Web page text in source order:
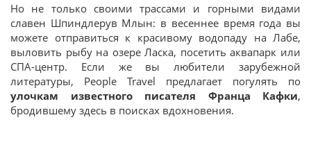
Но не только своими трассами и горными видами
славен Шпиндлерув Млын: в весеннее время года вы
можете отправиться к красивому водопаду на Лабе,
выловить рыбу на озере Ласка, посетить аквапарк или
СПА-центр. Если же вы любители зарубежной
литературы, People Travel предлагает погулять по
улочкам известного писателя Франца Кафки,
бродившему здесь в поисках вдохновения.